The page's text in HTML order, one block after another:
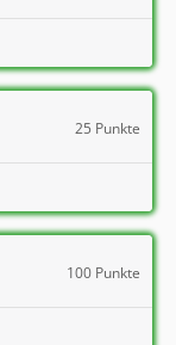
25 Punkte
100 Punkte